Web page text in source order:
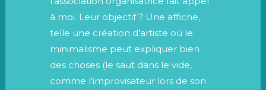
à moi. Leur objectif ? Une affiche,
telle une création d’artiste où le
minimalisme peut expliquer bien
des choses (le saut dans le vide,
comme l’improvisateur lors de son